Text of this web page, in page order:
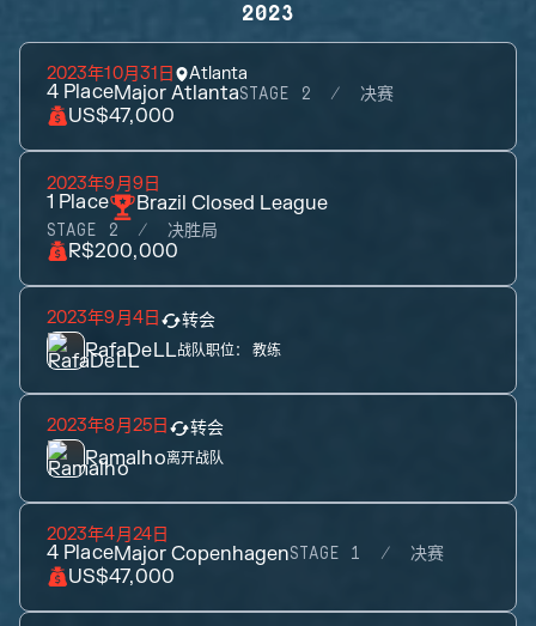
2023
2023年10月31日 Atlanta
4 PlaceMajor AtlantaSTAGE 2 决赛
US$47,000
2023年9月9日
1 Place Brazil Closed League
STAGE 2 决胜局
R$200,000
2023年9月4日 转会
RafaDeLL战队职位： 教练
2023年8月25日 转会
Ramalho离开战队
2023年4月24日
4 PlaceMajor CopenhagenSTAGE 1 决赛
US$47,000